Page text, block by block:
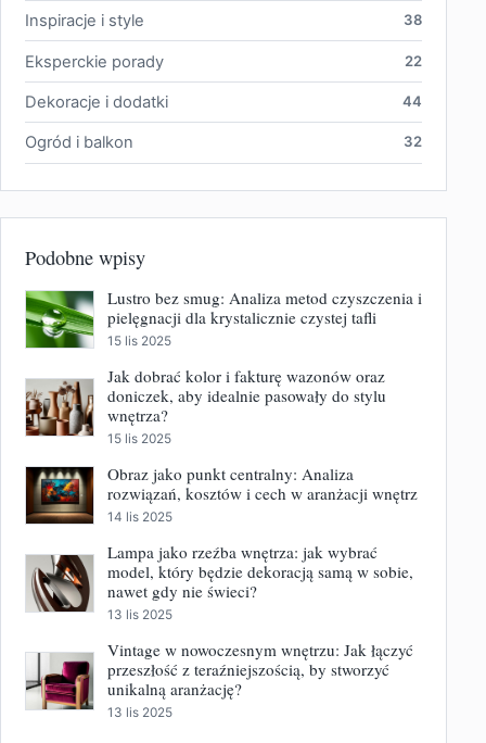
Inspiracje i style 38
Eksperckie porady 22
Dekoracje i dodatki 44
Ogród i balkon 32
Podobne wpisy
Lustro bez smug: Analiza metod czyszczenia i
pielęgnacji dla krystalicznie czystej tafli
15 lis 2025
Jak dobrać kolor i fakturę wazonów oraz
doniczek, aby idealnie pasowały do stylu
wnętrza?
15 lis 2025
Obraz jako punkt centralny: Analiza
rozwiązań, kosztów i cech w aranżacji wnętrz
14 lis 2025
Lampa jako rzeźba wnętrza: jak wybrać
model, który będzie dekoracją samą w sobie,
nawet gdy nie świeci?
13 lis 2025
Vintage w nowoczesnym wnętrzu: Jak łączyć
przeszłość z teraźniejszością, by stworzyć
unikalną aranżację?
13 lis 2025